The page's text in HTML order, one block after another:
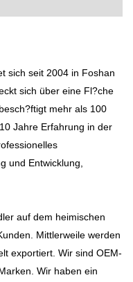
sich seit 2004 in Foshan
sich über eine Fl?che
mehr als 100
Jahre Erfahrung in der
und Entwicklung,
auf dem heimischen
Mittlerweile werden
exportiert. Wir sind OEM-
Wir haben ein